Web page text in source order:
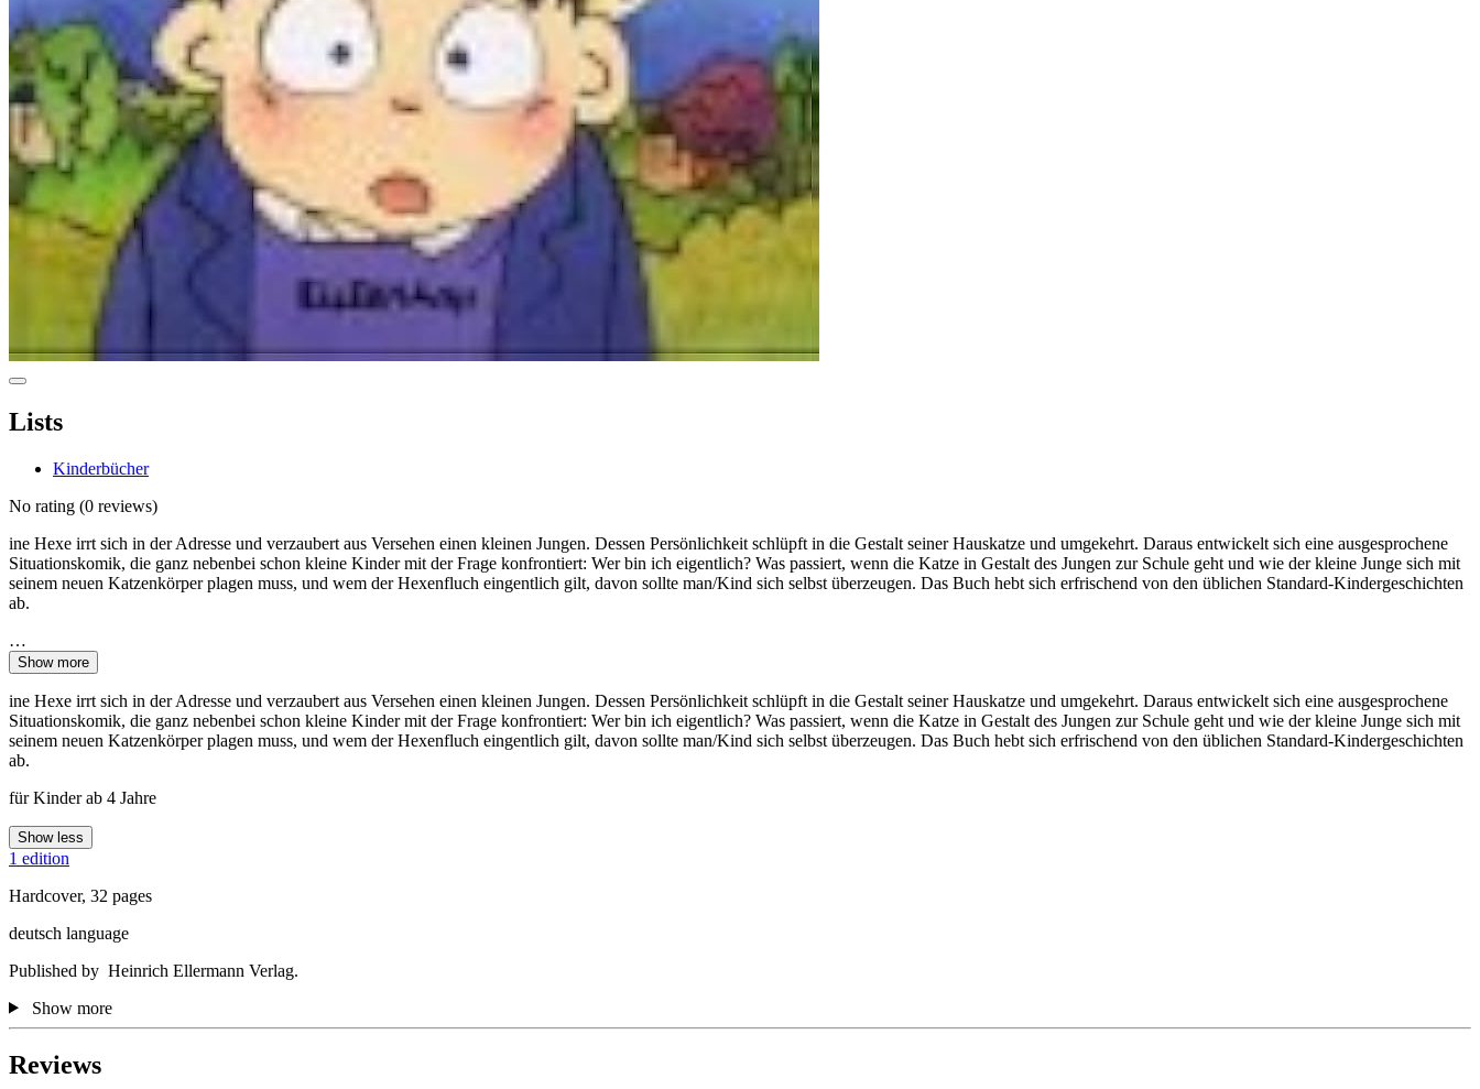
Lists
Kinderbücher
No rating (0 reviews)
ine Hexe irrt sich in der Adresse und verzaubert aus Versehen einen kleinen Jungen. Dessen Persönlichkeit schlüpft in die Gestalt seiner Hauskatze und umgekehrt. Daraus entwickelt sich eine ausgesprochene
Situationskomik, die ganz nebenbei schon kleine Kinder mit der Frage konfrontiert: Wer bin ich eigentlich? Was passiert, wenn die Katze in Gestalt des Jungen zur Schule geht und wie der kleine Junge sich mit
seinem neuen Katzenkörper plagen muss, und wem der Hexenfluch eingentlich gilt, davon sollte man/Kind sich selbst überzeugen. Das Buch hebt sich erfrischend von den üblichen Standard-Kindergeschichten
ab.
…
Show more
ine Hexe irrt sich in der Adresse und verzaubert aus Versehen einen kleinen Jungen. Dessen Persönlichkeit schlüpft in die Gestalt seiner Hauskatze und umgekehrt. Daraus entwickelt sich eine ausgesprochene
Situationskomik, die ganz nebenbei schon kleine Kinder mit der Frage konfrontiert: Wer bin ich eigentlich? Was passiert, wenn die Katze in Gestalt des Jungen zur Schule geht und wie der kleine Junge sich mit
seinem neuen Katzenkörper plagen muss, und wem der Hexenfluch eingentlich gilt, davon sollte man/Kind sich selbst überzeugen. Das Buch hebt sich erfrischend von den üblichen Standard-Kindergeschichten
ab.
für Kinder ab 4 Jahre
Show less
1 edition
Hardcover, 32 pages
deutsch language
Published by ‎ Heinrich Ellermann Verlag.
Show more
Reviews